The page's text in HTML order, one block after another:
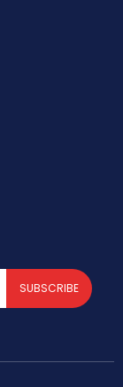
SUBSCRIBE